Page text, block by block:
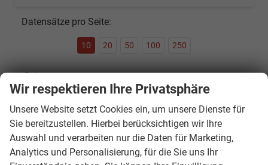
Datensätze pro Seite:
10 20 50 100 250
Seite:
Seiten:
1 ... 5 6 7 8 9 10 11 ...
Wir respektieren Ihre Privatsphäre
Unsere Website setzt Cookies ein, um unsere Dienste für
Sie bereitzustellen. Hierbei berücksichtigen wir Ihre
Auswahl und verarbeiten nur die Daten für Marketing,
Analytics und Personalisierung, für die Sie uns Ihr